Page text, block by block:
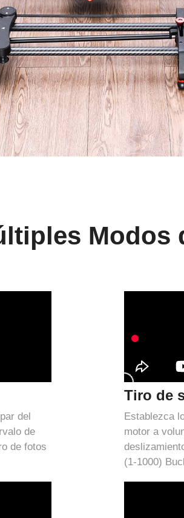
Modos
del
de
de fotos
Tiro de
Establezca
motor a
(1-1000)